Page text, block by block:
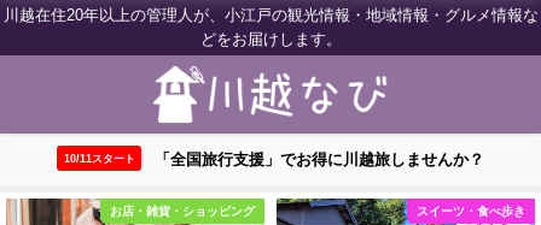
川越在住20年以上の管理人が、小江戸の観光情報・地域情報・グルメ情報な
どをお届けします。
10/11スタート 「全国旅行支援」でお得に川越旅しませんか？
お店・雑貨・ショッピング スイーツ・食べ歩き